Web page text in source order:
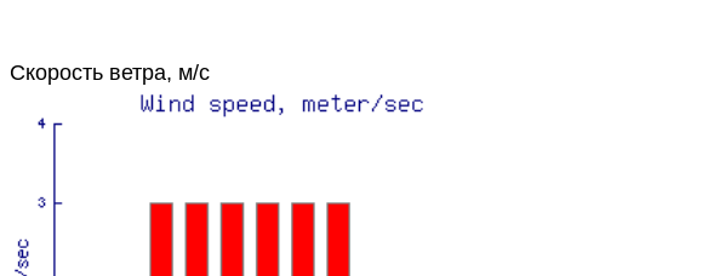
Скорость ветра, м/с